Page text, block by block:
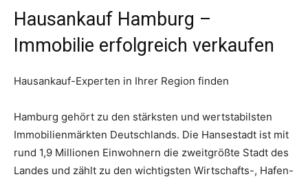
Hausankauf Hamburg –
Immobilie erfolgreich verkaufen
Hausankauf-Experten in Ihrer Region finden
Hamburg gehört zu den stärksten und wertstabilsten
Immobilienmärkten Deutschlands. Die Hansestadt ist mit
rund 1,9 Millionen Einwohnern die zweitgrößte Stadt des
Landes und zählt zu den wichtigsten Wirtschafts-, Hafen-